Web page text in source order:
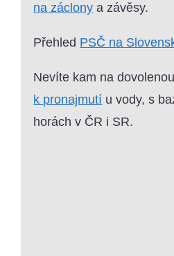
na záclony a závěsy.
Přehled PSČ na
Nevíte kam na
k pronajmutí u vody, s
horách v ČR i SR.